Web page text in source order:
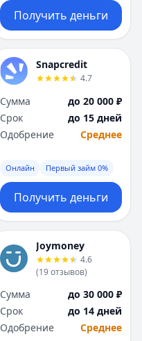
Получить деньги
Snapcredit
4.7
Сумма
до 20 000 ₽
Срок
до 15 дней
Одобрение
Среднее
Онлайн Первый займ 0%
Получить деньги
Joymoney
4.6
(19отзывов)
Сумма
до 30 000 ₽
Срок
до 14 дней
Одобрение
Среднее